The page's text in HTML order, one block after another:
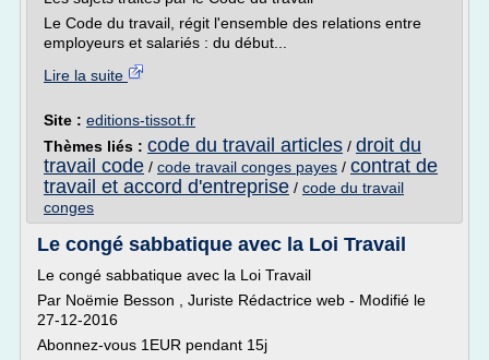
Le Code du travail, régit l'ensemble des relations entre
employeurs et salariés : du début...
Lire la suite
Site : editions-tissot.fr
Thèmes liés : code du travail articles / droit du
travail code / code travail conges payes / contrat de
travail et accord d'entreprise / code du travail
conges
Le congé sabbatique avec la Loi Travail
Le congé sabbatique avec la Loi Travail
Par Noëmie Besson , Juriste Rédactrice web - Modifié le
27-12-2016
Abonnez-vous 1EUR pendant 15j